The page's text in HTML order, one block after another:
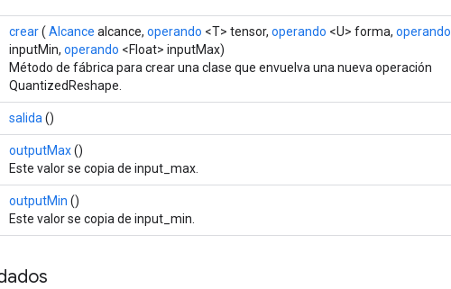
crear( Alcance alcance, operando <T> tensor, operando <U> forma, operando
inputMin, operando <Float> inputMax)
Método de fábrica para crear una clase que envuelva una nueva operación
QuantizedReshape.
salida ()
outputMax()
Este valor se copia de input_max.
outputMin ()
Este valor se copia de input_min.